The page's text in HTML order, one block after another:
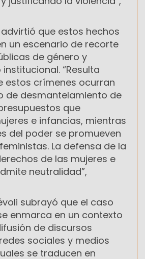
que estos hechos
un escenario de recorte
de género y
“Resulta
estos crímenes ocurran
de desmantelamiento de
que
e infancias, mientras
del poder se promueven
La defensa de la
de las mujeres e
neutralidad”,
subrayó que el caso
enmarca en un contexto
de discursos
sociales y medios
se traducen en